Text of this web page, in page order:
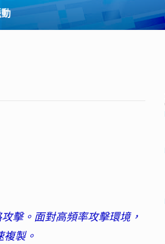
擊。面對高頻率攻擊環境，
製。